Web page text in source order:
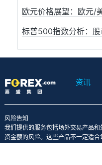
欧元价格展望：欧元/
标普500指数分析：
资讯
风险告知
我们提供的服务包括场外交易产品
资金额的风险。这些产品不一定适